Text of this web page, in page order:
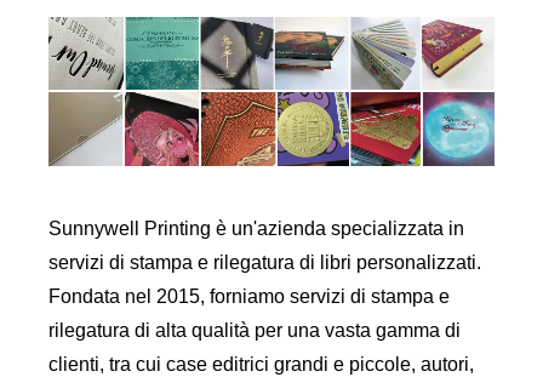
Sunnywell Printing è un'azienda specializzata in
servizi di stampa e rilegatura di libri personalizzati.
Fondata nel 2015, forniamo servizi di stampa e
rilegatura di alta qualità per una vasta gamma di
clienti, tra cui case editrici grandi e piccole, autori,